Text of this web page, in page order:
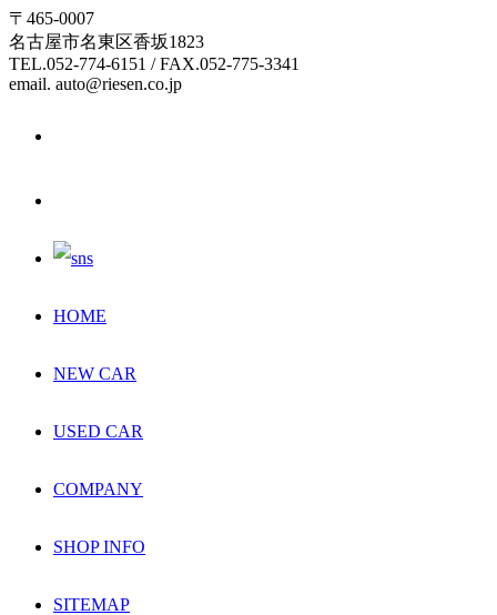
〒465-0007
名古屋市名東区香坂1823
TEL.052-774-6151 / FAX.052-775-3341
email. auto@riesen.co.jp
HOME
NEW CAR
USED CAR
COMPANY
SHOP INFO
SITEMAP